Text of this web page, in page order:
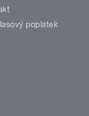
poplatek